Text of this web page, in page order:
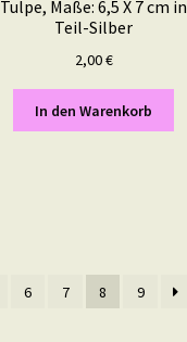
Tulpe, Maße: 6,5 X 7 cm in
Teil-Silber
2,00€
In den Warenkorb
6 7 8 9